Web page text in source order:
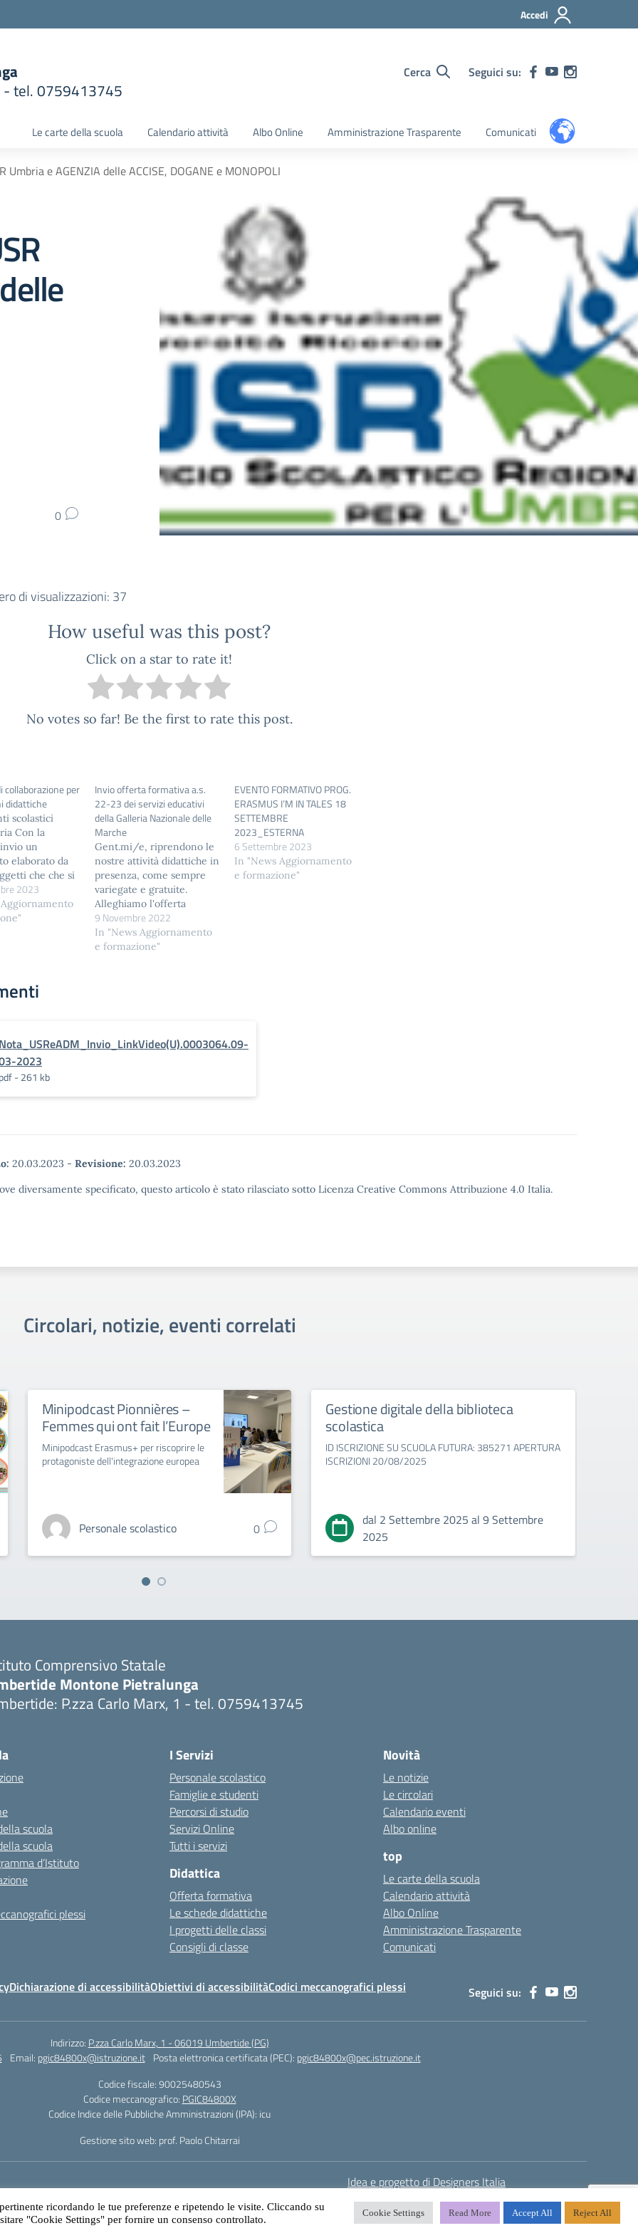
Accedi
- tel. 0759413745
Cerca Seguici su:
Le carte della scuola Calendario attività Albo Online Amministrazione Trasparente Comunicati
e AGENZIA delle ACCISE, DOGANE e MONOPOLI
0
di visualizzazioni: 37
How useful was this post?
Click on a star to rate it!
No votes so far! Be the first to rate this post.
collaborazione per
didattiche
scolastici
Con la
un
elaborato da
che che si
e
per elaborare
aperta di
di leggere la
2023
Invio offerta formativa a.s.
22-23 dei servizi educativi
della Galleria Nazionale delle
Marche
Gent.mi/e, riprendono le
nostre attività didattiche in
presenza, come sempre
variegate e gratuite.
Alleghiamo l'offerta
formativa per questo anno
scolastico. Le stesse
informazioni le potete
61029 Urbino Tel. 0722-
9 Novembre 2022
In "News Aggiornamento
e formazione"
EVENTO FORMATIVO PROG.
ERASMUS I’M IN TALES 18
SETTEMBRE
2023_ESTERNA
6 Settembre 2023
In "News Aggiornamento
e formazione"
Nota_USReADM_Invio_LinkVideo(U).0003064.09-
2023
pdf - 261 kb
20.03.2023 - Revisione: 20.03.2023
diversamente specificato, questo articolo è stato rilasciato sotto Licenza Creative Commons Attribuzione 4.0 Italia.
Circolari, notizie, eventi correlati
Minipodcast Pionnières –
Femmes qui ont fait l’Europe
Minipodcast Erasmus+ per riscoprire le
protagoniste dell'integrazione europea
Personale scolastico 0
Gestione digitale della biblioteca
scolastica
ID ISCRIZIONE SU SCUOLA FUTURA: 385271 APERTURA
ISCRIZIONI 20/08/2025
dal 2 Settembre 2025 al 9 Settembre
2025
Comprensivo Statale
Montone Pietralunga
P.zza Carlo Marx, 1 - tel. 0759413745
scuola
scuola
d’Istituto
plessi
I Servizi
Personale scolastico
Famiglie e studenti
Percorsi di studio
Servizi Online
Tutti i servizi
Didattica
Offerta formativa
Le schede didattiche
I progetti delle classi
Consigli di classe
Novità
Le notizie
Le circolari
Calendario eventi
Albo online
top
Le carte della scuola
Calendario attività
Albo Online
Amministrazione Trasparente
Comunicati
Dichiarazione di accessibilitàObiettivi di accessibilitàCodici meccanografici plessi Seguici su:
Indirizzo: P.zza Carlo Marx, 1 - 06019 Umbertide (PG)
Email: pgic84800x@istruzione.it Posta elettronica certificata (PEC): pgic84800x@pec.istruzione.it
Codice fiscale: 90025480543
Codice meccanografico: PGIC84800X
Codice Indice delle Pubbliche Amministrazioni (IPA): icu
Gestione sito web: prof. Paolo Chitarrai
Idea e progetto di Designers Italia
ricordando le tue preferenze e ripetendo le visite. Cliccando su
"Cookie Settings" per fornire un consenso controllato.
Cookie Settings Read More Accept All Reject All